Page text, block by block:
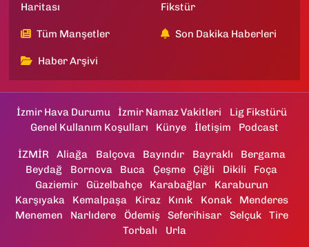
Haritası
Fikstür
Tüm Manşetler Son Dakika Haberleri
Haber Arşivi
İzmir Hava Durumu İzmir Namaz Vakitleri
Lig Fikstürü
Genel Kullanım Koşulları
Künye İletişim Podcast
İZMİR Aliağa Balçova Bayındır Bayraklı
Bergama
Beydağ
Bornova Buca Çeşme Çiğli Dikili
Foça
Gaziemir
Güzelbahçe Karabağlar
Karaburun
Karşıyaka
Kemalpaşa Kiraz Kınık Konak
Menderes
Menemen
Narlıdere Ödemiş Seferihisar Selçuk
Tire
Torbalı
Urla